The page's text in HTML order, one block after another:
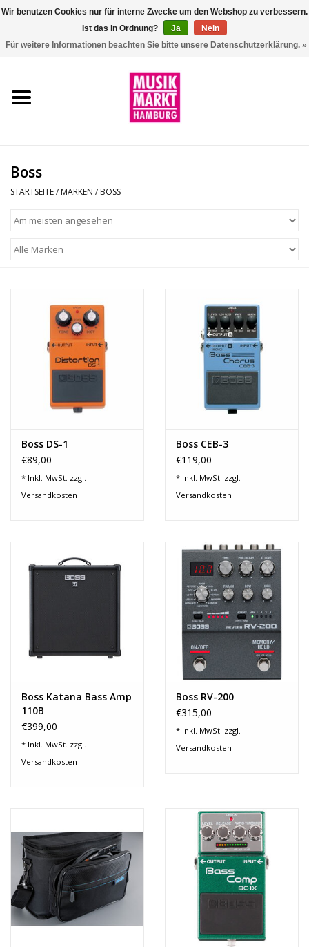
Aktion
Percussion
Recording
Lichttechnik
Traditionelle Instrumente
Signalprozessoren & Effekte
Sound Equipment
Marken
Boss
STARTSEITE/ MARKEN / BOSS
Boss DS-1
€89,00
* Inkl. MwSt. zzgl.
Versandkosten
Boss CEB-3
€119,00
* Inkl. MwSt. zzgl.
Versandkosten
Boss Katana Bass Amp
110B
€399,00
* Inkl. MwSt. zzgl.
Versandkosten
Boss RV-200
€315,00
* Inkl. MwSt. zzgl.
Versandkosten
Wir benutzen Cookies nur für interne Zwecke um den Webshop zu verbessern.
Ist das in Ordnung?
Ja
Nein
Für weitere Informationen beachten Sie bitte unsere Datenschutzerklärung. »